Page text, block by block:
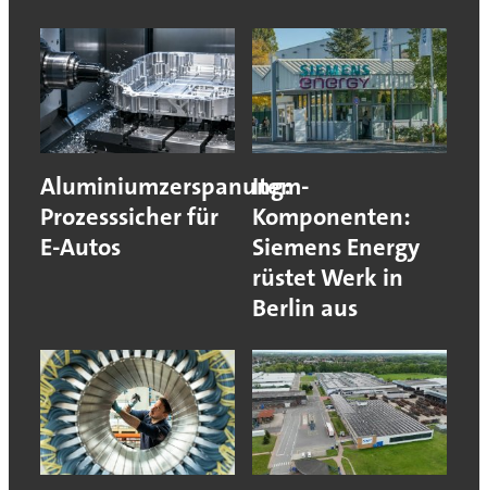
Aluminiumzerspanung:
Prozesssicher für
E-Autos
Item-
Komponenten:
Siemens Energy
rüstet Werk in
Berlin aus